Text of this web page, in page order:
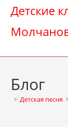
Перейти
содержимому
Детские
Блог
> Детская песня